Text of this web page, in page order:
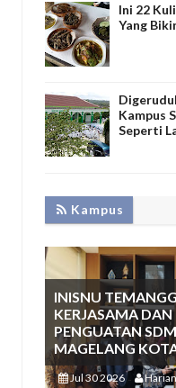
Ini 22
Yang
Kampus
Seperti
Kampus
INISNU
KERJASAMA
PENGUATAN
MAGELANG
Jul 30 2026-